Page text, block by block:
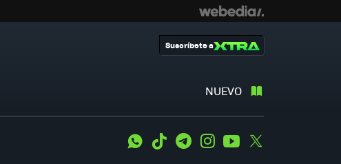
NUEVO
Suscríbete a
WhatsApp
Tiktok TelegramInstagramYoutube